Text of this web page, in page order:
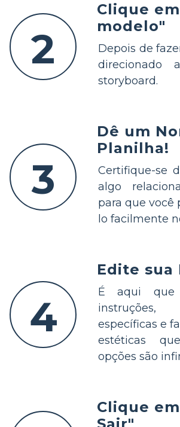
2
Clique
modelo"
Depois de
direcionado
storyboard.
3
Dê um
Planilha!
Certifique-se
algo
para que você
lo facilmente
4
Edite sua
É aqui que
específicas e
estéticas
opções são
Clique